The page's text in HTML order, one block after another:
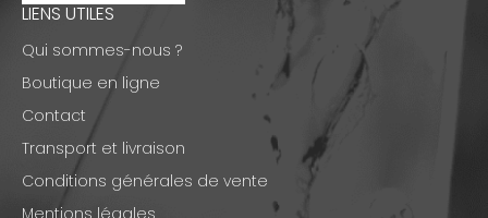
LIENS UTILES
Qui sommes-nous ?
Boutique en ligne
Contact
Transport et livraison
Conditions générales de vente